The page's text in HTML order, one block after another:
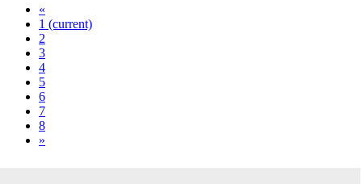
«
1 (current)
2
3
4
5
6
7
8
»